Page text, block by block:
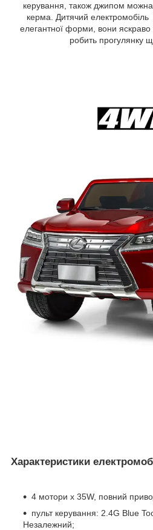
керування, також джипом
керма. Дитячий
елегантної форми, вони яскраво
робить прогулянку
Характеристики
4 мотори x 35W, повний
пульт керування: 2.4G Blue
Незалежний;